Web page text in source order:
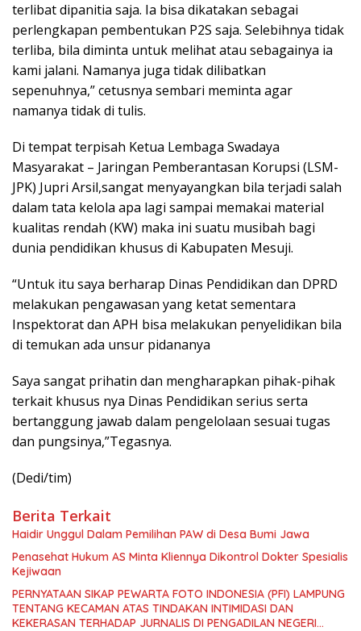
terlibat dipanitia saja. Ia bisa dikatakan sebagai
perlengkapan pembentukan P2S saja. Selebihnya tidak
terliba, bila diminta untuk melihat atau sebagainya ia
kami jalani. Namanya juga tidak dilibatkan
sepenuhnya,” cetusnya sembari meminta agar
namanya tidak di tulis.
Di tempat terpisah Ketua Lembaga Swadaya
Masyarakat – Jaringan Pemberantasan Korupsi (LSM-
JPK) Jupri Arsil,sangat menyayangkan bila terjadi salah
dalam tata kelola apa lagi sampai memakai material
kualitas rendah (KW) maka ini suatu musibah bagi
dunia pendidikan khusus di Kabupaten Mesuji.
“Untuk itu saya berharap Dinas Pendidikan dan DPRD
melakukan pengawasan yang ketat sementara
Inspektorat dan APH bisa melakukan penyelidikan bila
di temukan ada unsur pidananya
Saya sangat prihatin dan mengharapkan pihak-pihak
terkait khusus nya Dinas Pendidikan serius serta
bertanggung jawab dalam pengelolaan sesuai tugas
dan pungsinya,”Tegasnya.
(Dedi/tim)
Berita Terkait
Haidir Unggul Dalam Pemilihan PAW di Desa Bumi Jawa
Penasehat Hukum AS Minta Kliennya Dikontrol Dokter Spesialis
Kejiwaan
PERNYATAAN SIKAP PEWARTA FOTO INDONESIA (PFI) LAMPUNG
TENTANG KECAMAN ATAS TINDAKAN INTIMIDASI DAN
KEKERASAN TERHADAP JURNALIS DI PENGADILAN NEGERI